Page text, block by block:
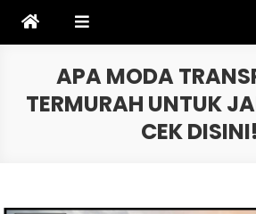
APA MODA
TERMURAH UNTUK
CEK DISINI!